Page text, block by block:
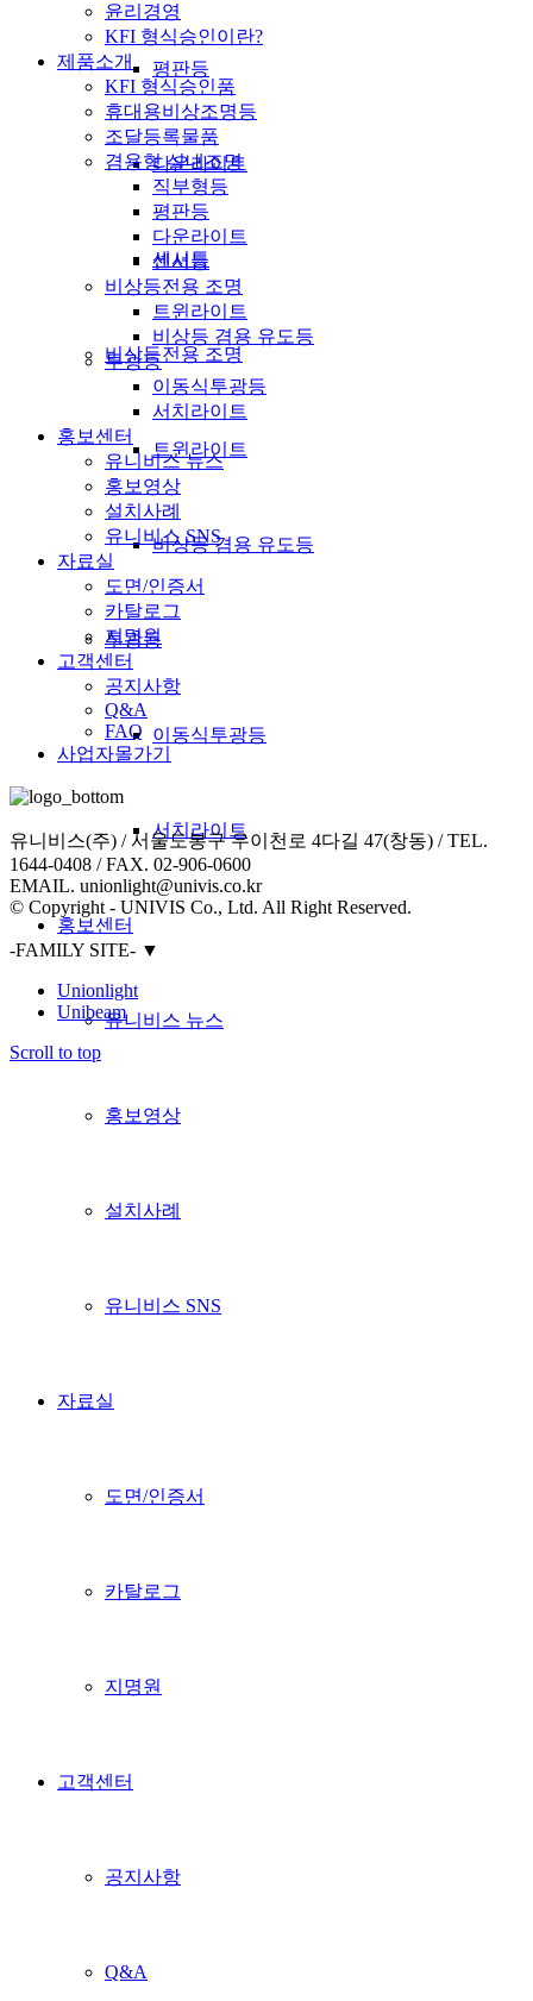
평판등
다운라이트
센서등
비상등전용 조명
트윈라이트
비상등 겸용 유도등
투광등
이동식투광등
서치라이트
홍보센터
유니비스 뉴스
홍보영상
설치사례
유니비스 SNS
자료실
도면/인증서
카탈로그
지명원
고객센터
공지사항
Q&A
윤리경영
KFI 형식승인이란?
제품소개
KFI 형식승인품
휴대용비상조명등
조달등록물품
겸용형 실내조명
직부형등
평판등
다운라이트
센서등
비상등전용 조명
트윈라이트
비상등 겸용 유도등
투광등
이동식투광등
서치라이트
홍보센터
유니비스 뉴스
홍보영상
설치사례
유니비스 SNS
자료실
도면/인증서
카탈로그
지명원
고객센터
공지사항
Q&A
FAQ
사업자몰가기
유니비스(주) / 서울도봉구 우이천로 4다길 47(창동) / TEL.
1644-0408 / FAX. 02-906-0600
EMAIL. unionlight@univis.co.kr
© Copyright - UNIVIS Co., Ltd. All Right Reserved.
-FAMILY SITE- ▼
Unionlight
Unibeam
Scroll to top